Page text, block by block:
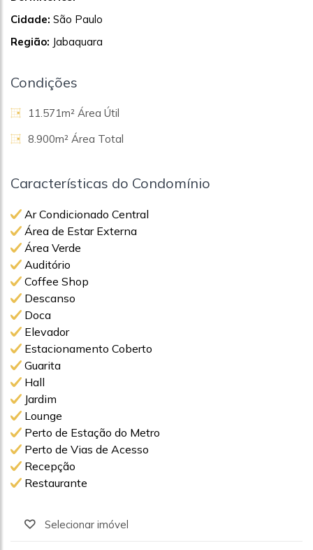
Cidade: São Paulo
Região: Jabaquara
Condições
11.571m² Área Útil
8.900m² Área Total
Características do Condomínio
Ar Condicionado Central
Área de Estar Externa
Área Verde
Auditório
Coffee Shop
Descanso
Doca
Elevador
Estacionamento Coberto
Guarita
Hall
Jardim
Lounge
Perto de Estação do Metro
Perto de Vias de Acesso
Recepção
Restaurante
Selecionar imóvel